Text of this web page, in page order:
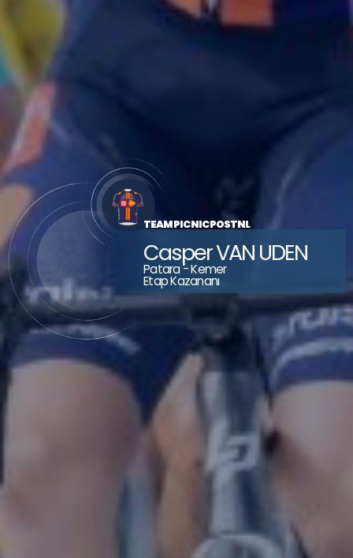
FLANDERS - BALOISE
FORT TEAM PICNIC POSTNL
Casper VAN UDEN
Patara - Kemer
Etap Kazananı
FLANDERS - BALOISE
FLANDERS - BALOISE